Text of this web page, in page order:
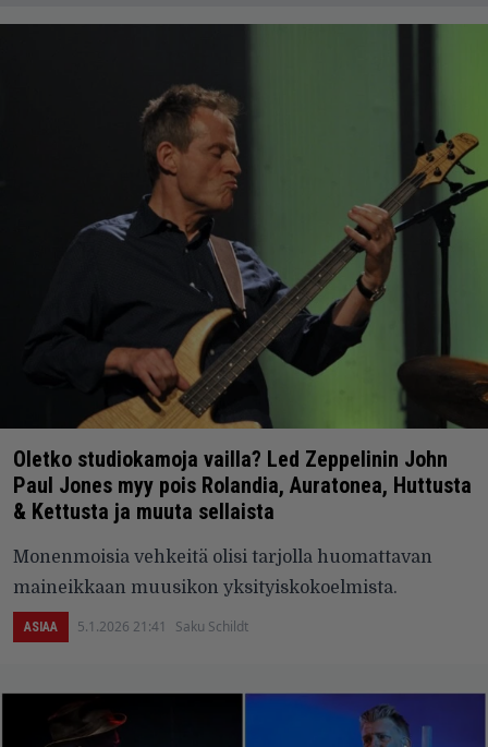
Oletko studiokamoja vailla? Led Zeppelinin John
Paul Jones myy pois Rolandia, Auratonea, Huttusta
& Kettusta ja muuta sellaista
Monenmoisia vehkeitä olisi tarjolla huomattavan
maineikkaan muusikon yksityiskokoelmista.
ASIAA 5.1.2026 21:41 Saku Schildt